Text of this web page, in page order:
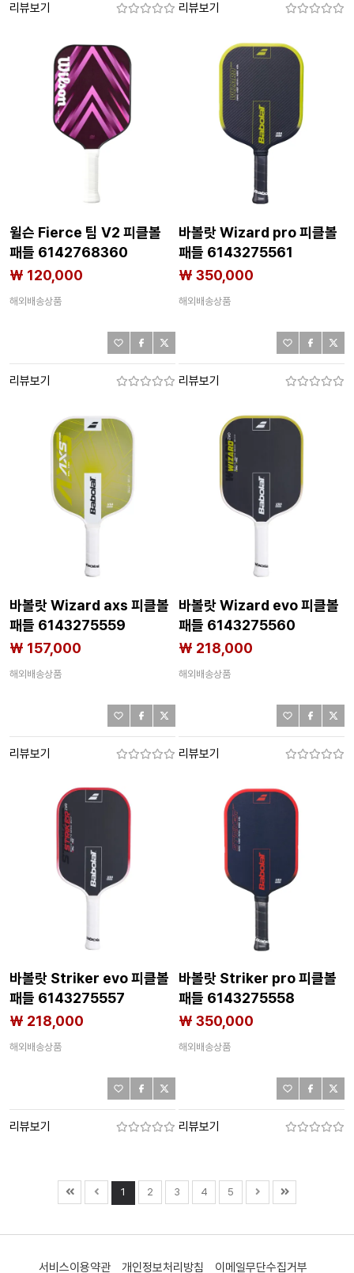
리뷰보기 리뷰보기
윌슨 Fierce 팀 V2 피클볼
패들 6142768360
₩ 120,000
해외배송상품
리뷰보기
바볼랏 Wizard pro 피클볼
패들 6143275561
₩ 350,000
해외배송상품
리뷰보기
바볼랏 Wizard axs 피클볼
패들 6143275559
₩ 157,000
해외배송상품
리뷰보기
바볼랏 Wizard evo 피클볼
패들 6143275560
₩ 218,000
해외배송상품
리뷰보기
바볼랏 Striker evo 피클볼
패들 6143275557
₩ 218,000
해외배송상품
리뷰보기
바볼랏 Striker pro 피클볼
패들 6143275558
₩ 350,000
해외배송상품
리뷰보기
1 2 3 4 5
서비스이용약관 개인정보처리방침 이메일무단수집거부